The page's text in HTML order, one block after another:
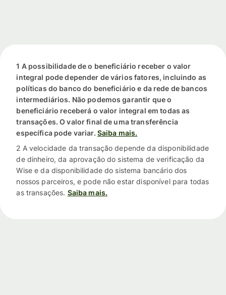
1 A possibilidade de o beneficiário receber o valor
integral pode depender de vários fatores, incluindo as
políticas do banco do beneficiário e da rede de bancos
intermediários. Não podemos garantir que o
beneficiário receberá o valor integral em todas as
transações. O valor final de uma transferência
específica pode variar. Saiba mais.
2 A velocidade da transação depende da disponibilidade
de dinheiro, da aprovação do sistema de verificação da
Wise e da disponibilidade do sistema bancário dos
nossos parceiros, e pode não estar disponível para todas
as transações. Saiba mais.